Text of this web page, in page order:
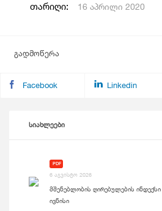
თარიღი: 16 აპრილი 2020
გადმოწერა
Facebook Linkedin
სიახლეები
PDF
6 აგვისტო 2026
მშენებლობის ღირებულების
ივნისი